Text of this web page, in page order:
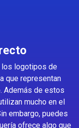
los logotipos de
que representan
Además de estos
mucho en el
embargo, puedes
ofrece algo que